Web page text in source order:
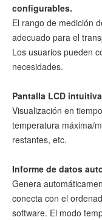
configurables.
El rango de
adecuado para el
Los usuarios pueden
necesidades.
Pantalla LCD intuitiva
Visualización en
temperatura máxima/
restantes, etc.
Informe de datos
Genera
conecta con el
software. El modo